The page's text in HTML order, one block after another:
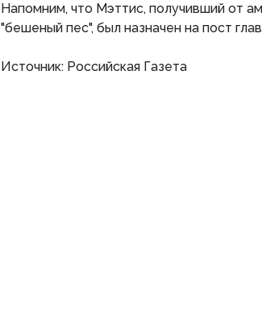
Напомним, что Мэттис, получивший от
"бешеный пес", был назначен на пост
Источник: Российская Газета